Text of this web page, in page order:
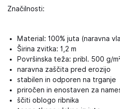
Značilnosti:
Material: 100% juta (naravna
Širina zvitka: 1,2 m
Površinska teža: pribl. 500 g/
naravna zaščita pred erozijo
stabilen in odporen na trganje
priročen in enostaven za
ščiti oblogo ribnika